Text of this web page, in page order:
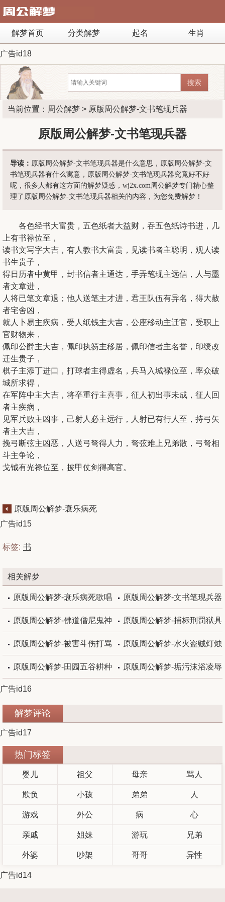
解梦首页 分类解梦 起名 生肖
广告id18
当前位置： 周公解梦 > 原版周公解梦-文书笔现兵器
原版周公解梦-文书笔现兵器
导读： 原版周公解梦-文书笔现兵器是什么意思，原版周公解梦-文
书笔现兵器有什么寓意，原版周公解梦-文书笔现兵器究竟好不好
呢，很多人都有这方面的解梦疑惑，wj2x.com周公解梦专门精心整
理了原版周公解梦-文书笔现兵器相关的内容，为您免费解梦！
各色经书大富贵，五色纸者大益财，吞五色纸诗书进，几
上有书禄位至，
读书文写字大吉，有人教书大富贵，见读书者主聪明，观人读
书生贵子，
得日历者中黄甲，封书信者主通达，手弄笔现主远信，人与墨
者文章进，
人将已笔文章退；他人送笔主才进，君王队伍有异名，得大赦
者宅舍凶，
就人卜易主疾病，受人纸钱主大吉，公座移动主迁官，受职上
官财物来，
佩印公爵主大吉，佩印执笏主移居，佩印信者主名誉，印绶改
迁生贵子，
棋子主添丁进口，打球者主得虚名，兵马入城禄位至，率众破
城所求得，
在军阵中主大吉，将卒重行主喜事，征人初出事未成，征人回
者主疾病，
见军兵败主凶事，己射人必主远行，人射已有行人至，持弓矢
者主大吉，
挽弓断弦主凶恶，人送弓弩得人力，弩弦难上兄弟散，弓弩相
斗主争论，
戈钺有光禄位至，披甲仗剑得高官。
原版周公解梦-衰乐病死
广告id15
标签: 书
相关解梦
原版周公解梦-衰乐病死歌唱 原版周公解梦-文书笔现兵器
原版周公解梦-佛道僧尼鬼神 原版周公解梦-捕标刑罚狱具
原版周公解梦-被害斗伤打骂 原版周公解梦-水火盗贼灯烛
原版周公解梦-田园五谷耕种 原版周公解梦-垢污沫浴凌辱
广告id16
解梦评论
广告id17
热门标签
婴儿 祖父 母亲 骂人
欺负 小孩 弟弟 人
游戏 外公 病 心
亲戚 姐妹 游玩 兄弟
外婆 吵架 哥哥 异性
广告id14